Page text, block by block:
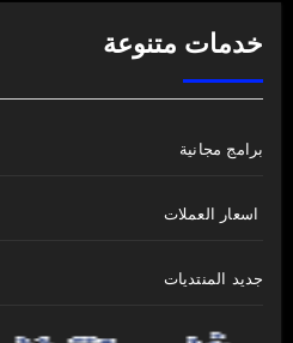
خدمات متنوعة
برامج مجانية
اسعار العملات
جديد المنتديات